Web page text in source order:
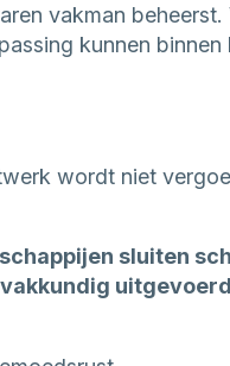
vakman beheerst.
kunnen
wordt niet
sluiten